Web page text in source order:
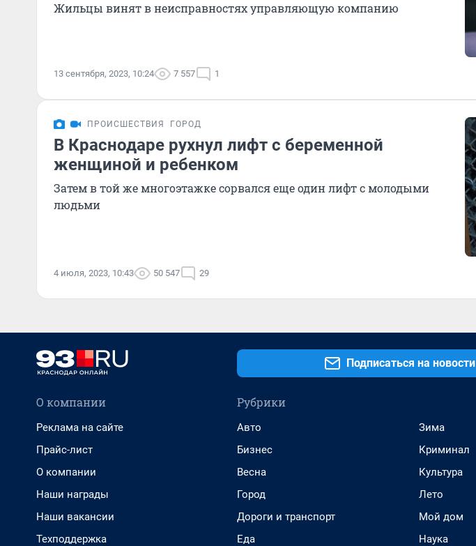
Жильцы винят в неисправностях управляющую компанию
13 сентября, 2023, 10:24 7 557 1
ПРОИСШЕСТВИЯ ГОРОД
В Краснодаре рухнул лифт с беременной
женщиной и ребенком
Затем в той же многоэтажке сорвался еще один лифт с молодыми
людьми
4 июля, 2023, 10:43 50 547 29
Подписаться на новости
О компании
Реклама на сайте
Прайс-лист
О компании
Наши награды
Наши вакансии
Техподдержка
Рубрики
Авто
Бизнес
Весна
Город
Дороги и транспорт
Еда
Зима
Криминал
Культура
Лето
Мой дом
Наука